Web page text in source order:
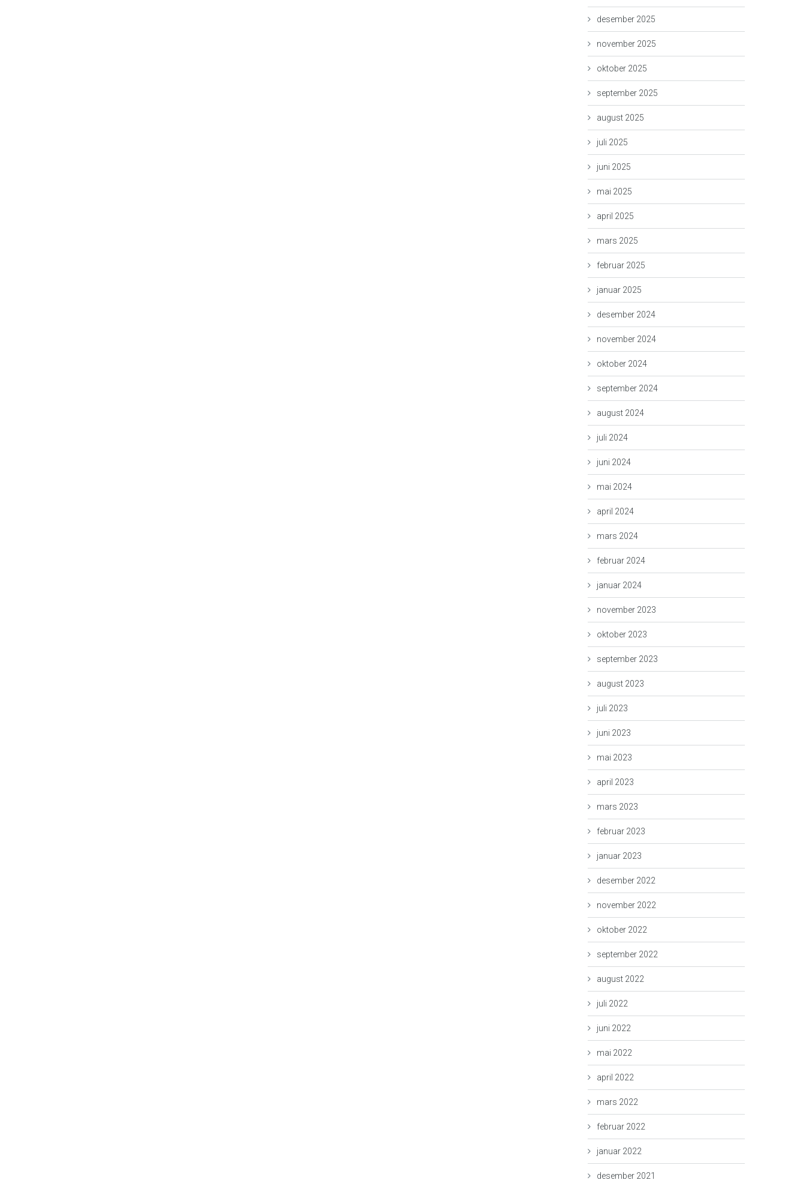
desember 2025
november 2025
oktober 2025
september 2025
august 2025
juli 2025
juni 2025
mai 2025
april 2025
mars 2025
februar 2025
januar 2025
desember 2024
november 2024
oktober 2024
september 2024
august 2024
juli 2024
juni 2024
mai 2024
april 2024
mars 2024
februar 2024
januar 2024
november 2023
oktober 2023
september 2023
august 2023
juli 2023
juni 2023
mai 2023
april 2023
mars 2023
februar 2023
januar 2023
desember 2022
november 2022
oktober 2022
september 2022
august 2022
juli 2022
juni 2022
mai 2022
april 2022
mars 2022
februar 2022
januar 2022
desember 2021